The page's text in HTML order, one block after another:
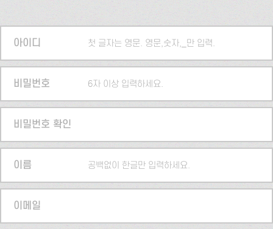
아이디 첫 글자는 영문. 영문,숫자,_만 입력.
비밀번호 6자 이상 입력하세요.
비밀번호 확인
이름 공백없이 한글만 입력하세요.
이메일